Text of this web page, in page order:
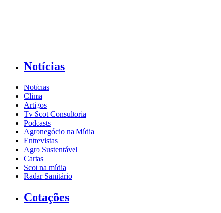
Notícias
Notícias
Clima
Artigos
Tv Scot Consultoria
Podcasts
Agronegócio na Mídia
Entrevistas
Agro Sustentável
Cartas
Scot na mídia
Radar Sanitário
Cotações